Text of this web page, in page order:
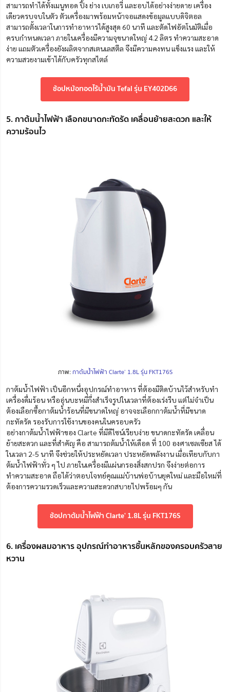
สามารถทำได้ทั้งเมนูทอด ปิ้ง ย่าง เบเกอรี่ และอบได้อย่างง่ายดาย เครื่อง
เดียวครบจบในตัว ตัวเครื่องมาพร้อมหน้าจอแสดงข้อมูลแบบดิจิตอล
สามารถตั้งเวลาในการทำอาหารได้สูงสุด 60 นาที และตัดไฟอัตโนมัติเมื่อ
ครบกำหนดเวลา ภายในเครื่องมีความจุขนาดใหญ่ 4.2 ลิตร ทำความสะอาด
ง่าย แถมตัวเครื่องยังผลิตจากสเตนเลสตีล จึงมีความคงทน แข็งแรง และให้
ความสวยงามเข้าได้กับครัวทุกสไตล์
ช้อปหม้อทอดไร้น้ำมัน Tefal รุ่น EY402D66
5. กาต้มน้ำไฟฟ้า เลือกขนาดกะทัดรัด เคลื่อนย้ายสะดวก และให้
ความร้อนไว
ภาพ:กาต้มน้ำไฟฟ้า Clarte’ 1.8L รุ่น FKT176S
กาต้มน้ำไฟฟ้า เป็นอีกหนึ่งอุปกรณ์ทำอาหาร ที่ต้องมีติดบ้านไว้สำหรับทำ
เครื่องดื่มร้อน หรืออุ่นบะหมี่กึ่งสำเร็จรูปในเวลาที่ต้องเร่งรีบ แต่ไม่จำเป็น
ต้องเลือกซื้อกาต้มน้ำร้อนที่มีขนาดใหญ่ อาจจะเลือกกาต้มน้ำที่มีขนาด
กะทัดรัด รองรับการใช้งานของคนในครอบครัว
อย่างกาต้มน้ำไฟฟ้าของ Clarte ที่มีดีไซน์เรียบง่าย ขนาดกะทัดรัด เคลื่อน
ย้ายสะดวก และที่สำคัญ คือ สามารถต้มน้ำให้เดือด ที่ 100 องศาเซลเซียส ได้
ในเวลา 2-5 นาที จึงช่วยให้ประหยัดเวลา ประหยัดพลังงาน เมื่อเทียบกับกา
ต้มน้ำไฟฟ้าทั่ว ๆ ไป ภายในเครื่องมีแผ่นกรองสิ่งสกปรก จึงง่ายต่อการ
ทำความสะอาด ถือได้ว่าตอบโจทย์คุณแม่บ้านพ่อบ้านยุคใหม่ และมือใหม่ที่
ต้องการความรวดเร็วและความสะดวกสบายไปพร้อมๆ กัน
ช้อปกาต้มน้ำไฟฟ้า Clarte' 1.8L รุ่น FKT176S
6. เครื่องผสมอาหาร อุปกรณ์ทำอาหารชิ้นหลักของครอบครัวสาย
หวาน